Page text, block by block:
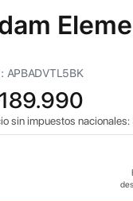
APBADVTL5BK
189.990
sin impuestos nacionales: